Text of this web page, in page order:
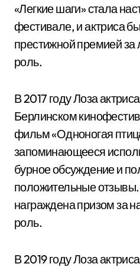
«Легкие шаги» стала
фестивале, и актриса
престижной премией
роль.
В 2017 году Лоза
Берлинском
фильм «Одноногая
запоминающееся
бурное обсуждение и
положительные
награждена призом за
роль.
В 2019 году Лоза